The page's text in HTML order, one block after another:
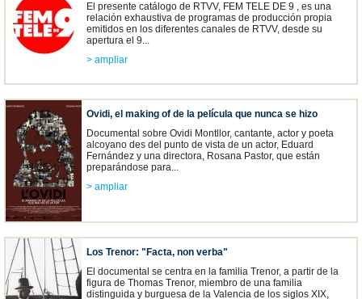
El presente catálogo de RTVV, FEM TELE DE 9 , es una
relación exhaustiva de programas de producción propia
emitidos en los diferentes canales de RTVV, desde su
apertura el 9...
> ampliar
Ovidi, el making of de la película que nunca se hizo
Documental sobre Ovidi Montllor, cantante, actor y poeta
alcoyano des del punto de vista de un actor, Eduard
Fernández y una directora, Rosana Pastor, que están
preparándose para...
> ampliar
Los Trenor: "Facta, non verba"
El documental se centra en la familia Trenor, a partir de la
figura de Thomas Trenor, miembro de una familia
distinguida y burguesa de la Valencia de los siglos XIX,